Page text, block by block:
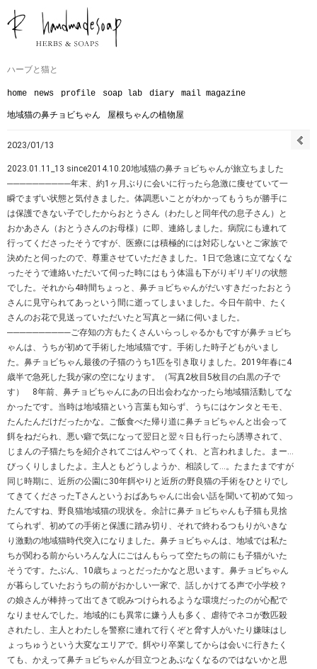
ハーブと猫と
home news profile soap lab diary mail magazine
地域猫の鼻チョビちゃん 屋根ちゃんの植物屋
2023/01/13
2023.01.11_13 since2014.10.20地域猫の鼻チョビちゃんが旅立ちました
──────────年末、約1ヶ月ぶりに会いに行ったら急激に痩せていて一
瞬でまずい状態と気付きました。体調悪いことがわかってもうちが勝手に
は保護できない子でしたからおとうさん（わたしと同年代の息子さん）と
おかあさん（おとうさんのお母様）に即、連絡しました。病院にも連れて
行ってくださったそうですが、医療には積極的には対応しないとご家族で
決めたと伺ったので、尊重させていただきました。1日で急速に立てなくな
ったそうで連絡いただいて伺った時にはもう体温も下がりギリギリの状態
でした。それから4時間ちょっと、鼻チョビちゃんがだいすきだったおとう
さんに見守られてあっという間に逝ってしまいました。今日午前中、たく
さんのお花で見送っていただいたと写真と一緒に伺いました。
──────────ご存知の方もたくさんいらっしゃるかもですが鼻チョビち
ゃんは、うちが初めて手術した地域猫です。手術した時子どもがいまし
た。鼻チョビちゃん最後の子猫のうち1匹を引き取りました。2019年春に4
歳半で急死した我が家の空になります。（写真2枚目5枚目の白黒の子で
す） 8年前、鼻チョビちゃんにあの日出会わなかったら地域猫活動してな
かったです。当時は地域猫という言葉も知らず、うちにはケンタとモモ、
たんたんだけだったかな。ご飯食べた帰り道に鼻チョビちゃんと出会って
餌をねだられ、悪い癖で気になって翌日と翌々日も行ったら誘導されて、
じまんの子猫たちを紹介されてごはんやってくれ、と言われました。まー…
びっくりしましたよ。主人ともどうしようか、相談して…。たまたまですが
同じ時期に、近所の公園に30年餌やりと近所の野良猫の手術をひとりでし
てきてくださったTさんというおばあちゃんに出会い話を聞いて初めて知っ
たんですね、野良猫地域猫の現状を。余計に鼻チョビちゃんも子猫も見捨
てられず、初めての手術と保護に踏み切り、それで終わるつもりがいきな
り激動の地域猫時代突入になりました。鼻チョビちゃんは、地域では私た
ちが関わる前からいろんな人にごはんもらって空たちの前にも子猫がいた
そうです。たぶん、10歳ちょっとだったかなと思います。鼻チョビちゃん
が暮らしていたおうちの前がおかしい一家で、話しかけてる声で小学校？
の娘さんが棒持って出てきて睨みつけられるような環境だったのが心配で
なりませんでした。地域的にも異常に嫌う人も多く、虐待でネコが数匹殺
されたし、主人とわたしを警察に連れて行くぞと脅す人がいたり嫌味はし
ょっちゅうという大変なエリアで。餌やり卒業してからは会いに行きたく
ても、かえって鼻チョビちゃんが目立つとあぶなくなるのではないかと思